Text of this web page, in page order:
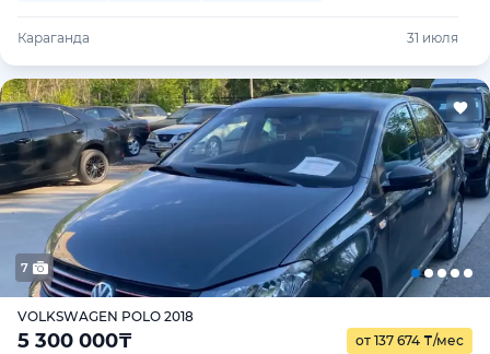
Караганда 31 июля
7
VOLKSWAGEN POLO 2018
5 300 000₸ от 137 674 ₸/мес